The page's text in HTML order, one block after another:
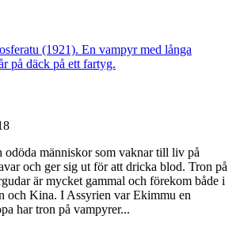
människor som vaknar till liv på
och ger sig ut för att dricka blod. Tron på
är mycket gammal och förekom både i
och Kina. I Assyrien var Ekimmu en
har tron på vampyrer...